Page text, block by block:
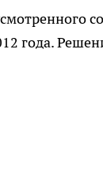
года.